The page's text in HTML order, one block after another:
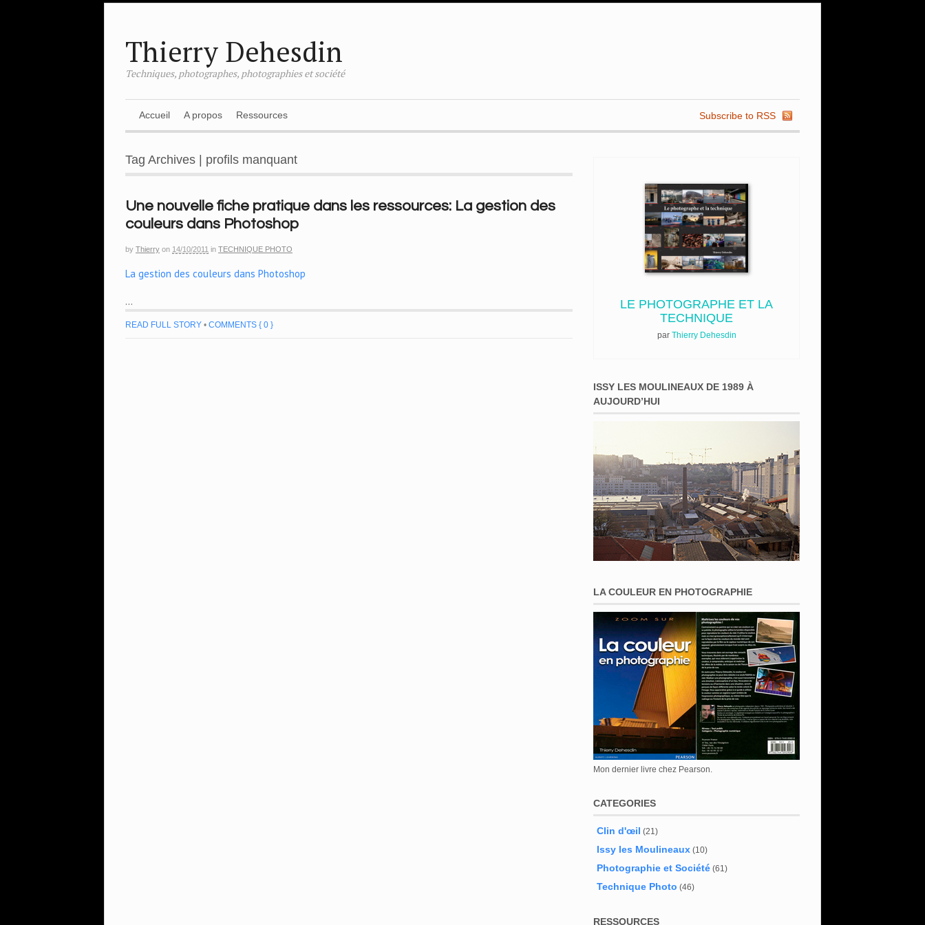
Thierry Dehesdin
Techniques, photographes, photographies et société
Subscribe to RSS
Accueil A propos Ressources
Tag Archives | profils manquant
Une nouvelle fiche pratique dans les ressources: La gestion des
couleurs dans Photoshop
by Thierry on 14/10/2011 in TECHNIQUE PHOTO
La gestion des couleurs dans Photoshop
…
READ FULL STORY • COMMENTS { 0 }
LE PHOTOGRAPHE ET LA
TECHNIQUE
par Thierry Dehesdin
ISSY LES MOULINEAUX DE 1989 À
AUJOURD’HUI
LA COULEUR EN PHOTOGRAPHIE
Mon dernier livre chez Pearson.
CATEGORIES
Clin d'œil (21)
Issy les Moulineaux (10)
Photographie et Société (61)
Technique Photo (46)
RESSOURCES